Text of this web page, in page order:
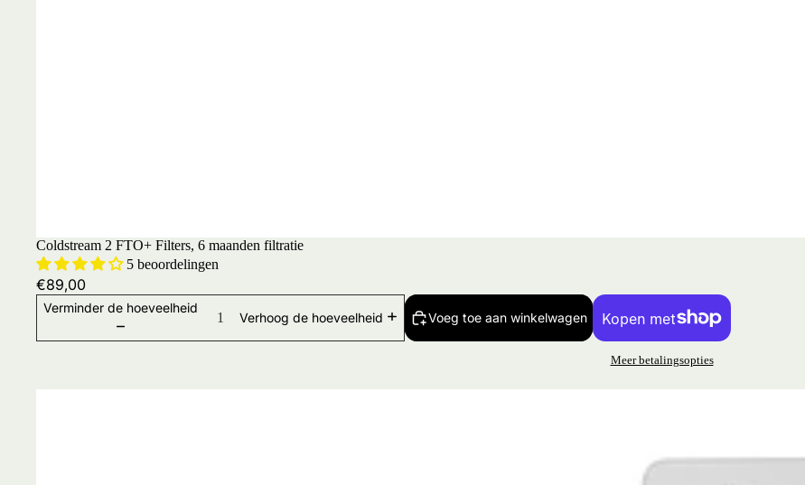
Coldstream 2 FTO+ Filters, 6 maanden filtratie
5 beoordelingen
€89,00
Verminder de hoeveelheid
Verhoog de hoeveelheid Voeg toe aan winkelwagen
Meer betalingsopties